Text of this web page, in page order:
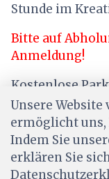
Stunde im
Bitte auf
Anmeldung!
Kostenlose
Unsere Website
ermöglicht
Indem Sie
erklären Sie